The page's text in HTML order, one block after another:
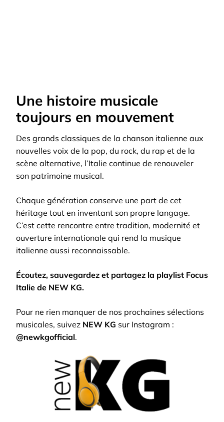
Une histoire musicale
toujours en mouvement
Des grands classiques de la chanson italienne aux
nouvelles voix de la pop, du rock, du rap et de la
scène alternative, l’Italie continue de renouveler
son patrimoine musical.
Chaque génération conserve une part de cet
héritage tout en inventant son propre langage.
C’est cette rencontre entre tradition, modernité et
ouverture internationale qui rend la musique
italienne aussi reconnaissable.
Écoutez, sauvegardez et partagez la playlist Focus
Italie de NEW KG.
Pour ne rien manquer de nos prochaines sélections
musicales, suivez NEW KG sur Instagram :
@newkgofficial.